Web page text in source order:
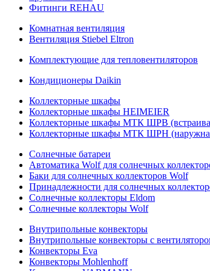
Фитинги REHAU
Комнатная вентиляция
Вентиляция Stiebel Eltron
Комплектующие для тепловентиляторов
Кондиционеры Daikin
Коллекторные шкафы
Коллекторные шкафы HEIMEIER
Коллекторные шкафы МТК ШРВ
Коллекторные шкафы МТК ШРН
Солнечные батареи
Автоматика Wolf для солнечных
Баки для солнечных коллекторов Wolf
Принадлежности для солнечных
Солнечные коллекторы Eldom
Солнечные коллекторы Wolf
Внутрипольные конвекторы
Внутрипольные конвекторы с
Конвекторы Eva
Конвекторы Mohlenhoff